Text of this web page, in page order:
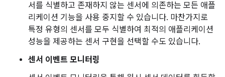
서를 식별하고 존재하지 않는 센서에 의존하는 모든 애플
리케이션 기능을 사용 중지할 수 있습니다. 마찬가지로
특정 유형의 센서를 모두 식별하여 최적의 애플리케이션
성능을 제공하는 센서 구현을 선택할 수도 있습니다.
센서 이벤트 모니터링